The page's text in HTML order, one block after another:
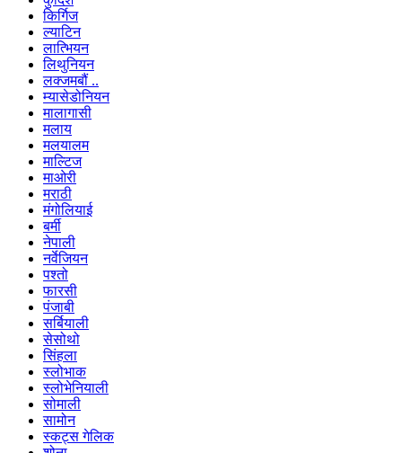
किर्गिज
ल्याटिन
लात्भियन
लिथुनियन
लक्जमबौं ..
म्यासेडोनियन
मालागासी
मलाय
मलयालम
माल्टिज
माओरी
मराठी
मंगोलियाई
बर्मी
नेपाली
नर्वेजियन
पश्तो
फारसी
पंजाबी
सर्बियाली
सेसोथो
सिंहला
स्लोभाक
स्लोभेनियाली
सोमाली
सामोन
स्कट्स गेलिक